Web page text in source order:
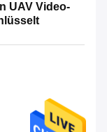
UAV Video-